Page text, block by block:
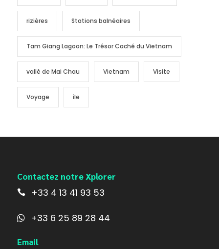
rizières Stations balnéaires
Tam Giang Lagoon: Le Trésor Caché du Vietnam
vallé de Mai Chau Vietnam Visite
Voyage île
Contactez notre Xplorer
+33 4 13 41 93 53
+33 6 25 89 28 44
Email